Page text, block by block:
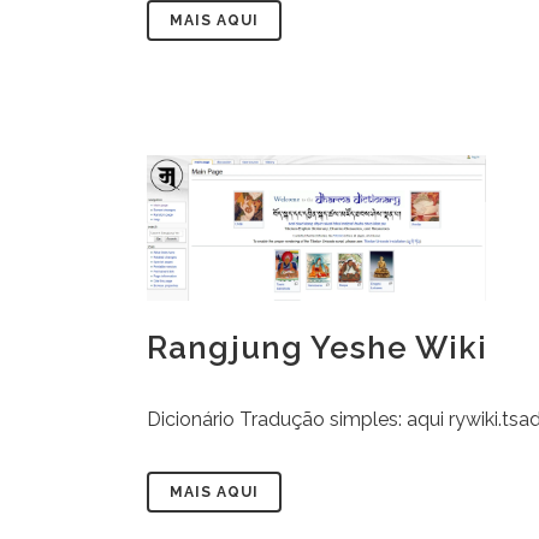
MAIS AQUI
Rangjung Yeshe Wiki
Dicionário Tradução simples: aqui
MAIS AQUI